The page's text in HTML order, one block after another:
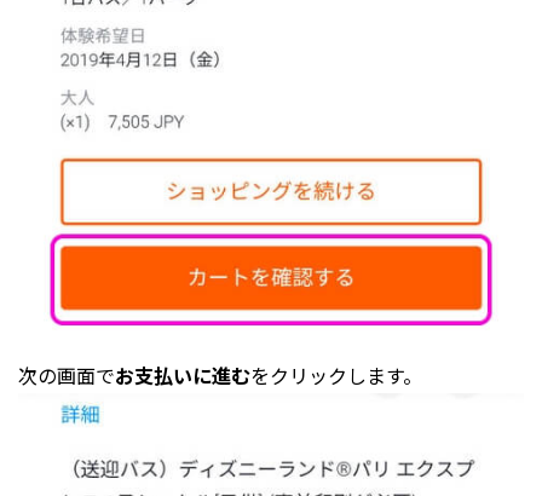
次の画面でお支払いに進むをクリックします。